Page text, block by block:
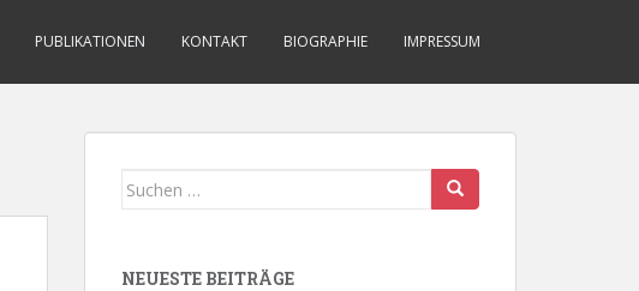
PUBLIKATIONEN KONTAKT BIOGRAPHIE IMPRESSUM
Suchen
NEUESTE BEITRÄGE